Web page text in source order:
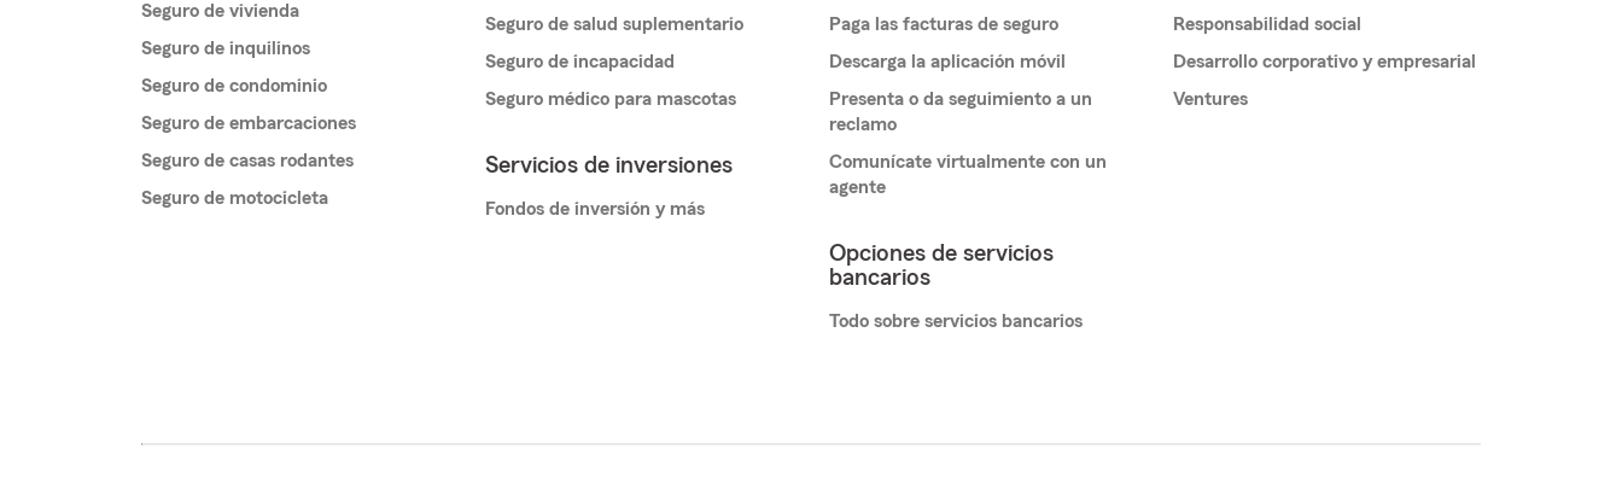
Seguro de vivienda
Seguro de inquilinos
Seguro de condominio
Seguro de embarcaciones
Seguro de casas rodantes
Seguro de motocicleta
Seguro de salud suplementario
Seguro de incapacidad
Seguro médico para mascotas
Servicios de inversiones
Fondos de inversión y más
Paga las facturas de seguro
Descarga la aplicación móvil
Presenta o da seguimiento a un
reclamo
Comunícate virtualmente con un
agente
Opciones de servicios
bancarios
Todo sobre servicios bancarios
Responsabilidad social
Desarrollo corporativo y empresarial
Ventures